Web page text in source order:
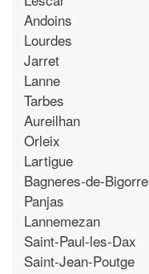
Andoins
Lourdes
Jarret
Lanne
Tarbes
Aureilhan
Orleix
Lartigue
Bagneres-de-Bigorre
Panjas
Lannemezan
Saint-Paul-les-Dax
Saint-Jean-Poutge